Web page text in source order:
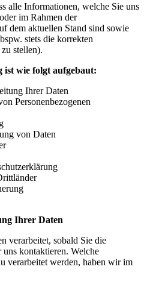
alle Informationen, welche Sie uns
im Rahmen der
dem aktuellen Stand sind sowie
stets die korrekten
stellen).
ist wie folgt aufgebaut:
Ihrer Daten
Personenbezogenen
von Daten
Ihrer Daten
verarbeitet, sobald Sie die
uns kontaktieren. Welche
verarbeitet werden, haben wir im